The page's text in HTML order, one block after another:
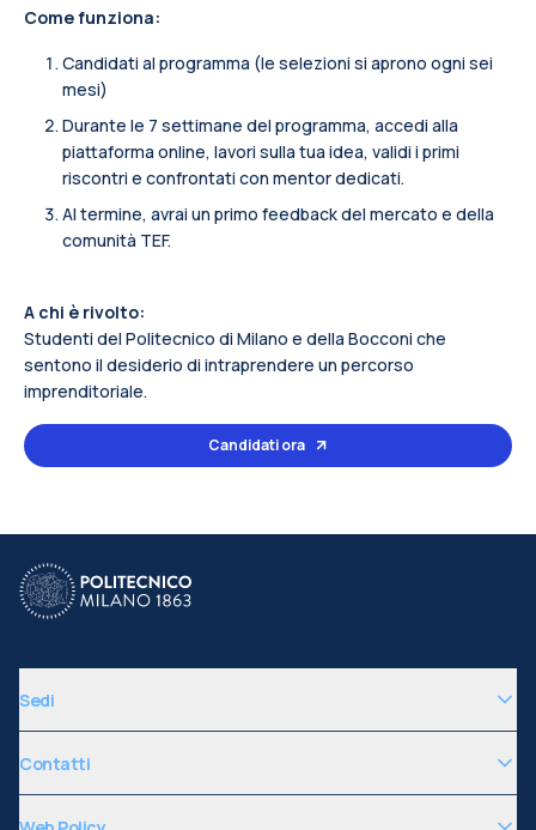
Come funziona:
Candidati al programma (le selezioni si aprono ogni sei
mesi)
Durante le 7 settimane del programma, accedi alla
piattaforma online, lavori sulla tua idea, vali­di i primi
riscontri e confrontati con mentor dedicati.
Al termine, avrai un primo feedback del mercato e della
comunità TEF.
A chi è rivolto:
Studenti del Politecnico di Milano e della Bocconi che
sentono il desiderio di intraprendere un percorso
imprenditoriale.
Candidati ora
Sedi
Contatti